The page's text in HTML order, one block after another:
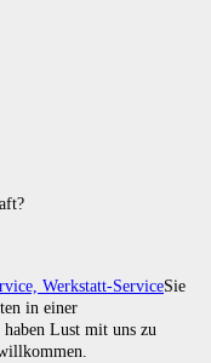
Sie
in einer
Lust mit uns zu